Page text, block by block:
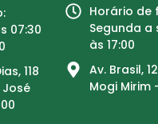
07:30
118
José
Horário de
Segunda a
às 17:00
Av. Brasil,
Mogi Mirim